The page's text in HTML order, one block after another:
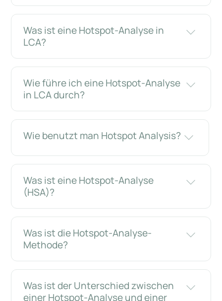
Was ist eine Hotspot-Analyse in
LCA?
Wie führe ich eine Hotspot-Analyse
in LCA durch?
Wie benutzt man Hotspot Analysis?
Was ist eine Hotspot-Analyse
(HSA)?
Was ist die Hotspot-Analyse-
Methode?
Was ist der Unterschied zwischen
einer Hotspot-Analyse und einer